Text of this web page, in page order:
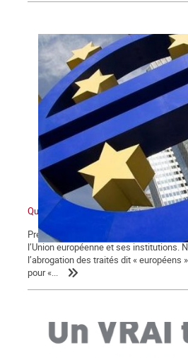
Qu’est-ce que l’Union européenne ?
Première partie Nous sommes partisans
l’Union européenne et ses institutions.
l’abrogation des traités dit « européens
pour «...